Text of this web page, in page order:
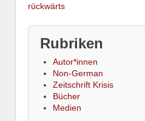
rückwärts
Rubriken
Autor*innen
Non-German
Zeitschrift Krisis
Bücher
Medien